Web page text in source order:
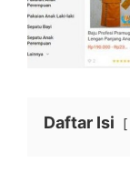
Daftar Isi